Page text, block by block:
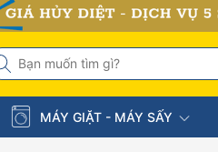
MÁY GIẶT - MÁY SẤY